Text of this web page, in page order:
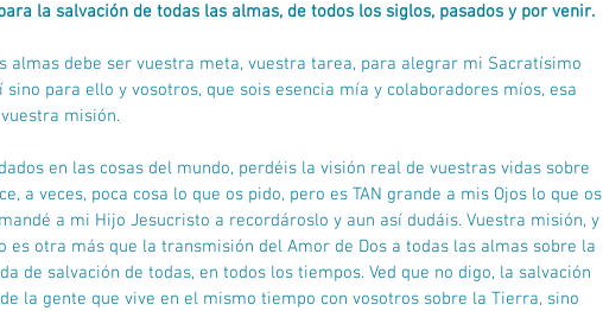
la salvación de todas las almas, de todos los siglos, pasados y por venir.
almas debe ser vuestra meta, vuestra tarea, para alegrar mi Sacratísimo
sino para ello y vosotros, que sois esencia mía y colaboradores míos, esa
misión.
en las cosas del mundo, perdéis la visión real de vuestras vidas sobre
a veces, poca cosa lo que os pido, pero es TAN grande a mis Ojos lo que os
a mi Hijo Jesucristo a recordároslo y aun así dudáis. Vuestra misión, y
es otra más que la transmisión del Amor de Dos a todas las almas sobre la
de salvación de todas, en todos los tiempos. Ved que no digo, la salvación
la gente que vive en el mismo tiempo con vosotros sobre la Tierra, sino